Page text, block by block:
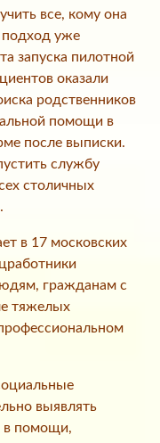
все, кому она
подход уже
запуска пилотной
оказали
родственников
помощи в
после выписки.
службу
столичных
в 17 московских
гражданам с
тяжелых
выявлять
в помощи,